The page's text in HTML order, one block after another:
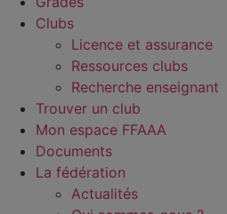
Clubs
Licence et assurance
Ressources clubs
Recherche enseignant
Trouver un club
Mon espace FFAAA
Documents
La fédération
Actualités